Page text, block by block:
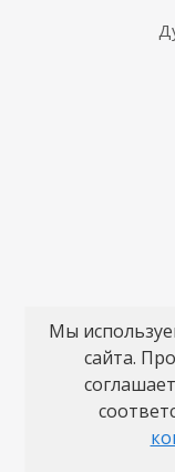
Мы
сайта.